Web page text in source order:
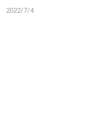
2022/7/4